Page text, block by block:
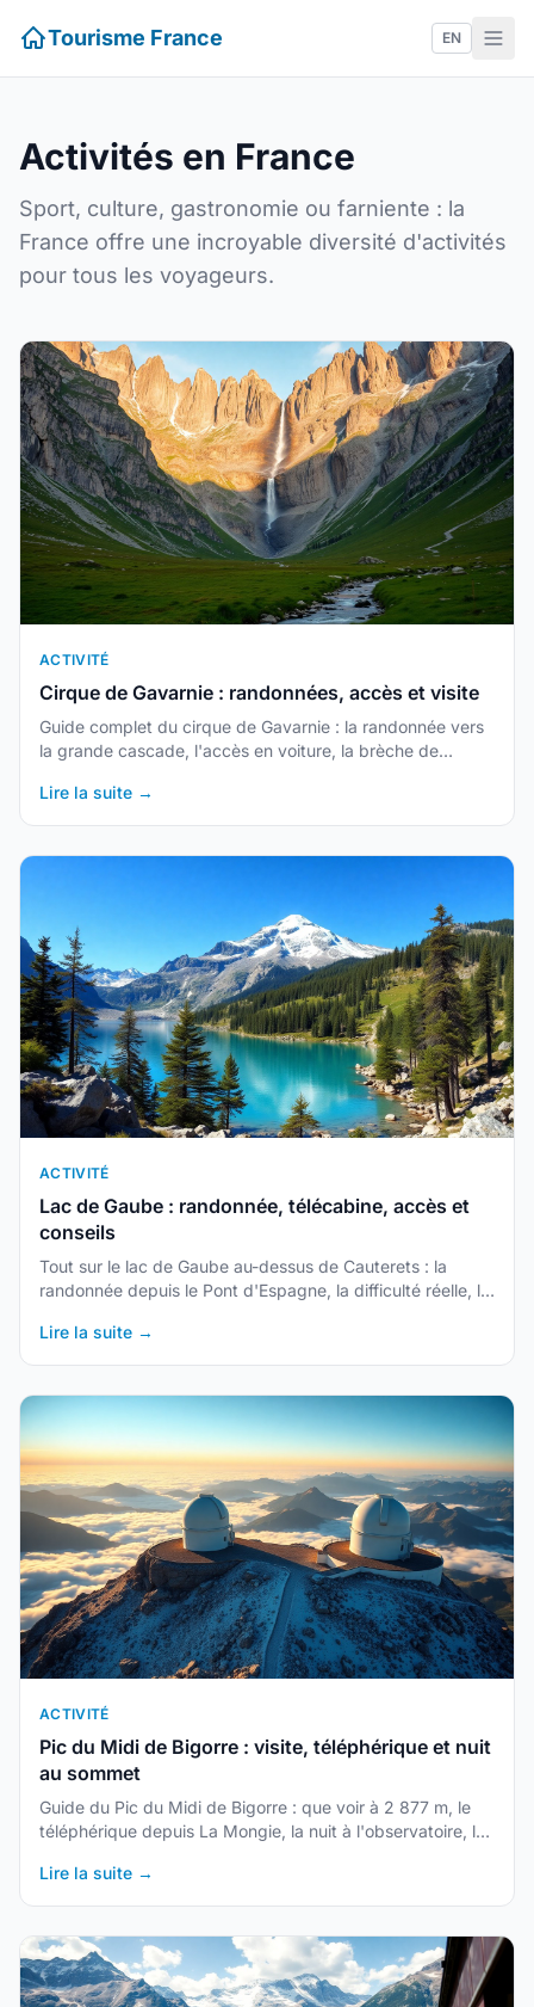
Tourisme France EN
Activités en France
Sport, culture, gastronomie ou farniente : la
France offre une incroyable diversité d'activités
pour tous les voyageurs.
ACTIVITÉ
Cirque de Gavarnie : randonnées, accès et visite
Guide complet du cirque de Gavarnie : la randonnée vers
la grande cascade, l'accès en voiture, la brèche de
foule.
Lire la suite →
ACTIVITÉ
Lac de Gaube : randonnée, télécabine, accès et
conseils
Tout sur le lac de Gaube au-dessus de Cauterets : la
randonnée depuis le Pont d'Espagne, la difficulté réelle, le
refuge des Oulettes.
Lire la suite →
ACTIVITÉ
Pic du Midi de Bigorre : visite, téléphérique et nuit
au sommet
Guide du Pic du Midi de Bigorre : que voir à 2 877 m, le
téléphérique depuis La Mongie, la nuit à l'observatoire, la
pour y aller.
Lire la suite →